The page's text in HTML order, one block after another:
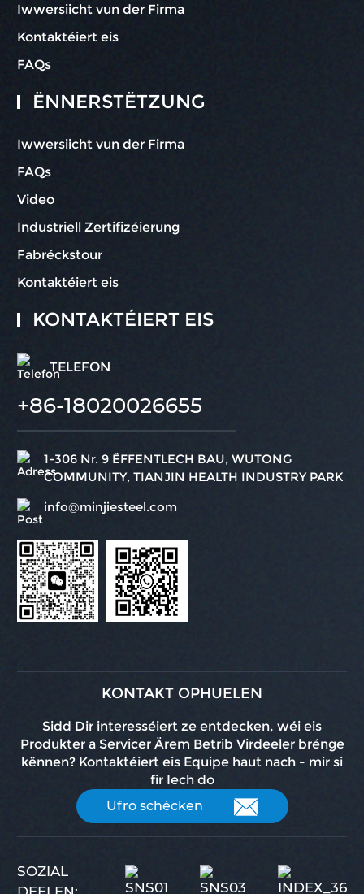
Iwwersiicht vun der Firma
Kontaktéiert eis
FAQs
ËNNERSTËTZUNG
Iwwersiicht vun der Firma
FAQs
Video
Industriell Zertifizéierung
Fabréckstour
Kontaktéiert eis
KONTAKTÉIERT EIS
TELEFON
+86-18020026655
1-306 Nr. 9 ËFFENTLECH BAU, WUTONG
COMMUNITY, TIANJIN HEALTH INDUSTRY PARK
info@minjiesteel.com
KONTAKT OPHUELEN
Sidd Dir interesséiert ze entdecken, wéi eis
Produkter a Servicer Ärem Betrib Virdeeler brénge
kënnen? Kontaktéiert eis Equipe haut nach - mir si
fir Iech do
Ufro schécken
SOZIAL